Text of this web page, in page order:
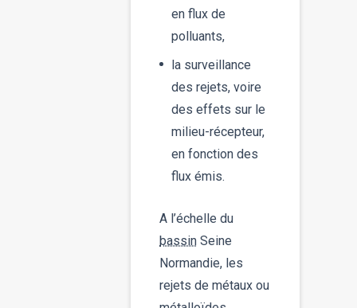
en flux de
polluants,
la surveillance
des rejets, voire
des effets sur le
milieu-récepteur,
en fonction des
flux émis.
A l’échelle du
bassin Seine
Normandie, les
rejets de métaux ou